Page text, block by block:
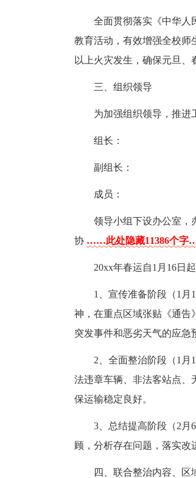
全面贯彻落实《中华人
教育活动，有效增强全校师
以上火灾发生，确保元旦、
三、组织领导
为加强组织领导，推进
组长：
副组长：
成员：
领导小组下设办公室，
协 ……此处隐藏11386个
20xx年春运自1月16日
1、宣传准备阶段（1月
神，在重点区域张贴《通告
突发事件和恶劣天气的应急
2、全面整治阶段（1月
法违章车辆、非法客站点、
保运输稳定良好。
3、总结提高阶段（2月
顾，分析存在问题，落实改
四、联合整治内容、区